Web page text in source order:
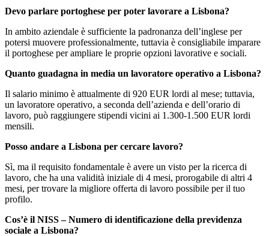
Devo parlare portoghese per poter lavorare a Lisbona?
In ambito aziendale è sufficiente la padronanza dell’inglese per
potersi muovere professionalmente, tuttavia è consigliabile imparare
il portoghese per ampliare le proprie opzioni lavorative e sociali.
Quanto guadagna in media un lavoratore operativo a Lisbona?
Il salario minimo è attualmente di 920 EUR lordi al mese; tuttavia,
un lavoratore operativo, a seconda dell’azienda e dell’orario di
lavoro, può raggiungere stipendi vicini ai 1.300-1.500 EUR lordi
mensili.
Posso andare a Lisbona per cercare lavoro?
Sì, ma il requisito fondamentale è avere un visto per la ricerca di
lavoro, che ha una validità iniziale di 4 mesi, prorogabile di altri 4
mesi, per trovare la migliore offerta di lavoro possibile per il tuo
profilo.
Cos’è il NISS – Numero di identificazione della previdenza
sociale a Lisbona?